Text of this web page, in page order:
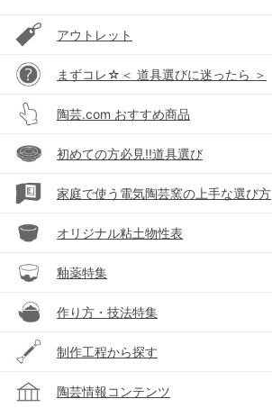
アウトレット
まずコレ☆＜ 道具選びに迷ったら ＞
陶芸.com おすすめ商品
初めての方必見!!道具選び
家庭で使う電気陶芸窯の上手な選び方
オリジナル粘土物性表
釉薬特集
作り方・技法特集
制作工程から探す
陶芸情報コンテンツ